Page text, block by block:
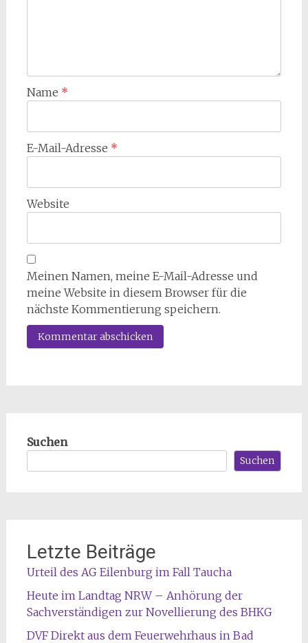
Name *
E-Mail-Adresse *
Website
Meinen Namen, meine E-Mail-Adresse und
meine Website in diesem Browser für die
nächste Kommentierung speichern.
Suchen
Suchen
Letzte Beiträge
Urteil des AG Eilenburg im Fall Taucha
Heute im Landtag NRW – Anhörung der
Sachverständigen zur Novellierung des BHKG
DVF Direkt aus dem Feuerwehrhaus in Bad